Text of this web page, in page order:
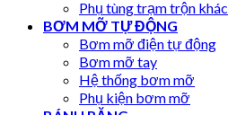
Phụ tùng trạm trộn khác
BƠM MỠ TỰ ĐỘNG
Bơm mỡ điện tự động
Bơm mỡ tay
Hệ thống bơm mỡ
Phụ kiện bơm mỡ